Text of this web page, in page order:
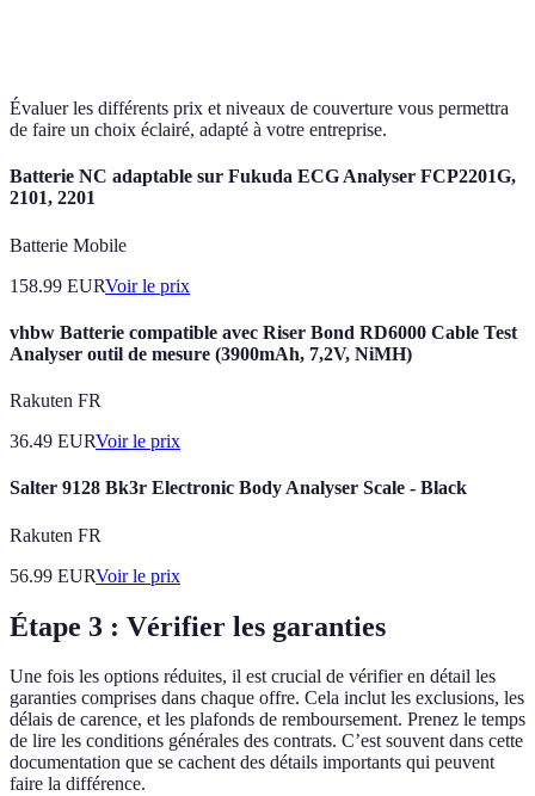
Évaluer les différents prix et niveaux de couverture vous permettra
de faire un choix éclairé, adapté à votre entreprise.
Batterie NC adaptable sur Fukuda ECG Analyser FCP2201G,
2101, 2201
Batterie Mobile
158.99 EURVoir le prix
vhbw Batterie compatible avec Riser Bond RD6000 Cable Test
Analyser outil de mesure (3900mAh, 7,2V, NiMH)
Rakuten FR
36.49 EURVoir le prix
Salter 9128 Bk3r Electronic Body Analyser Scale - Black
Rakuten FR
56.99 EURVoir le prix
Étape 3 : Vérifier les garanties
Une fois les options réduites, il est crucial de vérifier en détail les
garanties comprises dans chaque offre. Cela inclut les exclusions, les
délais de carence, et les plafonds de remboursement. Prenez le temps
de lire les conditions générales des contrats. C’est souvent dans cette
documentation que se cachent des détails importants qui peuvent
faire la différence.